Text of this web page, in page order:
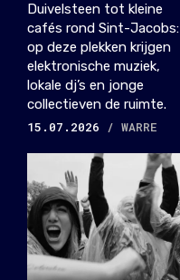
Duivelsteen tot kleine
cafés rond Sint-Jacobs:
op deze plekken krijgen
elektronische muziek,
lokale dj’s en jonge
collectieven de ruimte.
15.07.2026
/ WARRE